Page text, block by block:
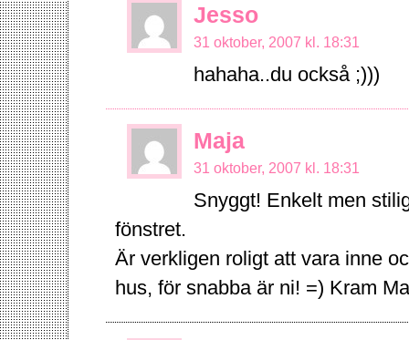
Jesso
31 oktober, 2007 kl. 18:31
hahaha..du också ;)))
Maja
31 oktober, 2007 kl. 18:31
Snyggt! Enkelt men
fönstret.
Är verkligen roligt att vara inne
hus, för snabba är ni! =) Kram